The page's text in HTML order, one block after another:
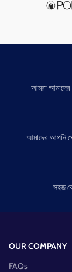
আমরা আমাদের
আমাদের আপনি
সহজ
OUR COMPANY
FAQs